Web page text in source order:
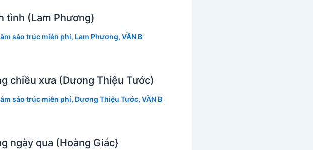
tình (Lam Phương)
sáo trúc miễn phí, Lam Phương, VẦN B
chiều xưa (Dương Thiệu Tước)
sáo trúc miễn phí, Dương Thiệu Tước, VẦN B
ngày qua (Hoàng Giác}